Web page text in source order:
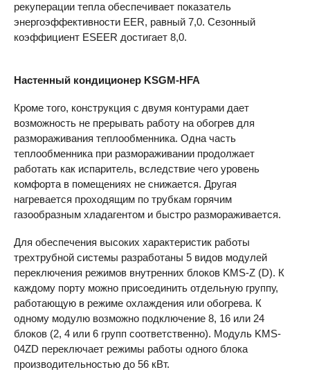
рекуперации тепла обеспечивает показатель
энергоэффективности EER, равный 7,0. Сезонный
коэффициент ESEER достигает 8,0.
Настенный кондиционер KSGM-HFA
Кроме того, конструкция с двумя контурами дает
возможность не прерывать работу на обогрев для
размораживания теплообменника. Одна часть
теплообменника при размораживании продолжает
работать как испаритель, вследствие чего уровень
комфорта в помещениях не снижается. Другая
нагревается проходящим по трубкам горячим
газообразным хладагентом и быстро размораживается.
Для обеспечения высоких характеристик работы
трехтрубной системы разработаны 5 видов модулей
переключения режимов внутренних блоков KMS-Z (D). К
каждому порту можно присоединить отдельную группу,
работающую в режиме охлаждения или обогрева. К
одному модулю возможно подключение 8, 16 или 24
блоков (2, 4 или 6 групп соответственно). Модуль KMS-
04ZD переключает режимы работы одного блока
производительностью до 56 кВт.